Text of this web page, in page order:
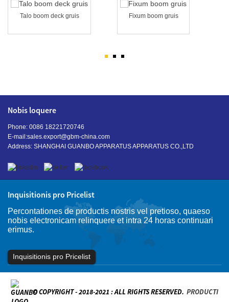
Talo boom deck gruis Fixum boom gruis
Nobis loquere
Phone: 0086 18221720746
E-mail:sales.export@gbm-china.com
Address: SHANGHAI GUANBO APPARATUS APPARATUS CO.,LTD
Inquisitionis pro Pricelist
Percontationes de productis nostris vel pretioso, quaeso
nobis electronicam relinquere et intra 24 horas continuari
erimus.
Inquisitionis pro Pricelist
© COPYRIGHT - 2018-2021 : ALL RIGHTS RESERVED. PRODUCTI